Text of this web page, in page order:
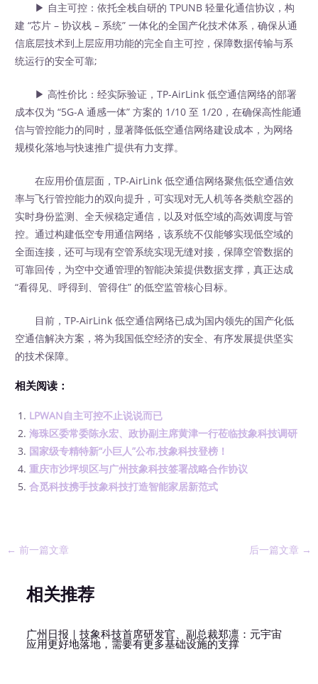
▶ 自主可控：依托全栈自研的 TPUNB 轻量化通信协议，构
建 “芯片 – 协议栈 – 系统” 一体化的全国产化技术体系，确保从通
信底层技术到上层应用功能的完全自主可控，保障数据传输与系
统运行的安全可靠;​
▶ 高性价比：经实际验证，TP-AirLink 低空通信网络的部署
成本仅为 “5G-A 通感一体” 方案的 1/10 至 1/20，在确保高性能通
信与管控能力的同时，显著降低低空通信网络建设成本，为网络
规模化落地与快速推广提供有力支撑。​
在应用价值层面，TP-AirLink 低空通信网络聚焦低空通信效
率与飞行管控能力的双向提升，可实现对无人机等各类航空器的
实时身份监测、全天候稳定通信，以及对低空域的高效调度与管
控。通过构建低空专用通信网络，该系统不仅能够实现低空域的
全面连接，还可与现有空管系统实现无缝对接，保障空管数据的
可靠回传，为空中交通管理的智能决策提供数据支撑，真正达成
“看得见、呼得到、管得住” 的低空监管核心目标。​
目前，TP-AirLink 低空通信网络已成为国内领先的国产化低
空通信解决方案，将为我国低空经济的安全、有序发展提供坚实
的技术保障。​
相关阅读：
LPWAN自主可控不止说说而已
海珠区委常委陈永宏、政协副主席黄津一行莅临技象科技调研
国家级专精特新“小巨人”公布,技象科技登榜！
重庆市沙坪坝区与广州技象科技签署战略合作协议
合觅科技携手技象科技打造智能家居新范式
← 前一篇文章 后一篇文章 →
相关推荐
广州日报｜技象科技首席研发官、副总裁郑凛：元宇宙
应用更好地落地，需要有更多基础设施的支撑